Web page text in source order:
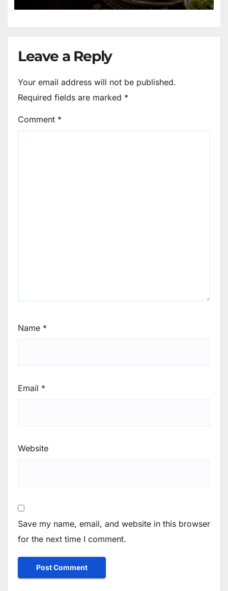
Leave a Reply
Your email address will not be published.
Required fields are marked *
Comment *
Name *
Email *
Website
Save my name, email, and website in this browser
for the next time I comment.